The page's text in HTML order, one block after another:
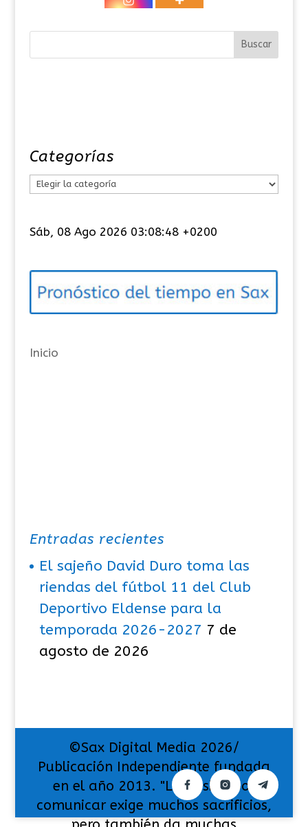
Categorías
e
o
í
s
Sáb, 08 Ago 2026 03:08:49 +0200
Inicio
Entradas recientes
El sajeño David Duro toma las
riendas del fútbol 11 del Club
Deportivo Eldense para la
temporada 2026-2027 7 de
agosto de 2026
©Sax Digital Media 2026/
Publicación Independiente fundada
en el año 2013. "La pasión por
comunicar exige muchos sacrificios,